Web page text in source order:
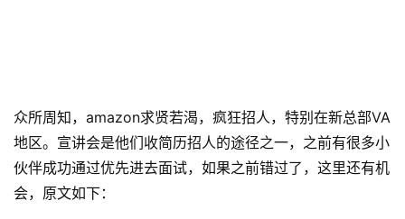
众所周知，amazon求贤若渴，疯狂招人，特别在新总部VA
地区。宣讲会是他们收简历招人的途径之一，之前有很多小
伙伴成功通过优先进去面试，如果之前错过了，这里还有机
会，原文如下：